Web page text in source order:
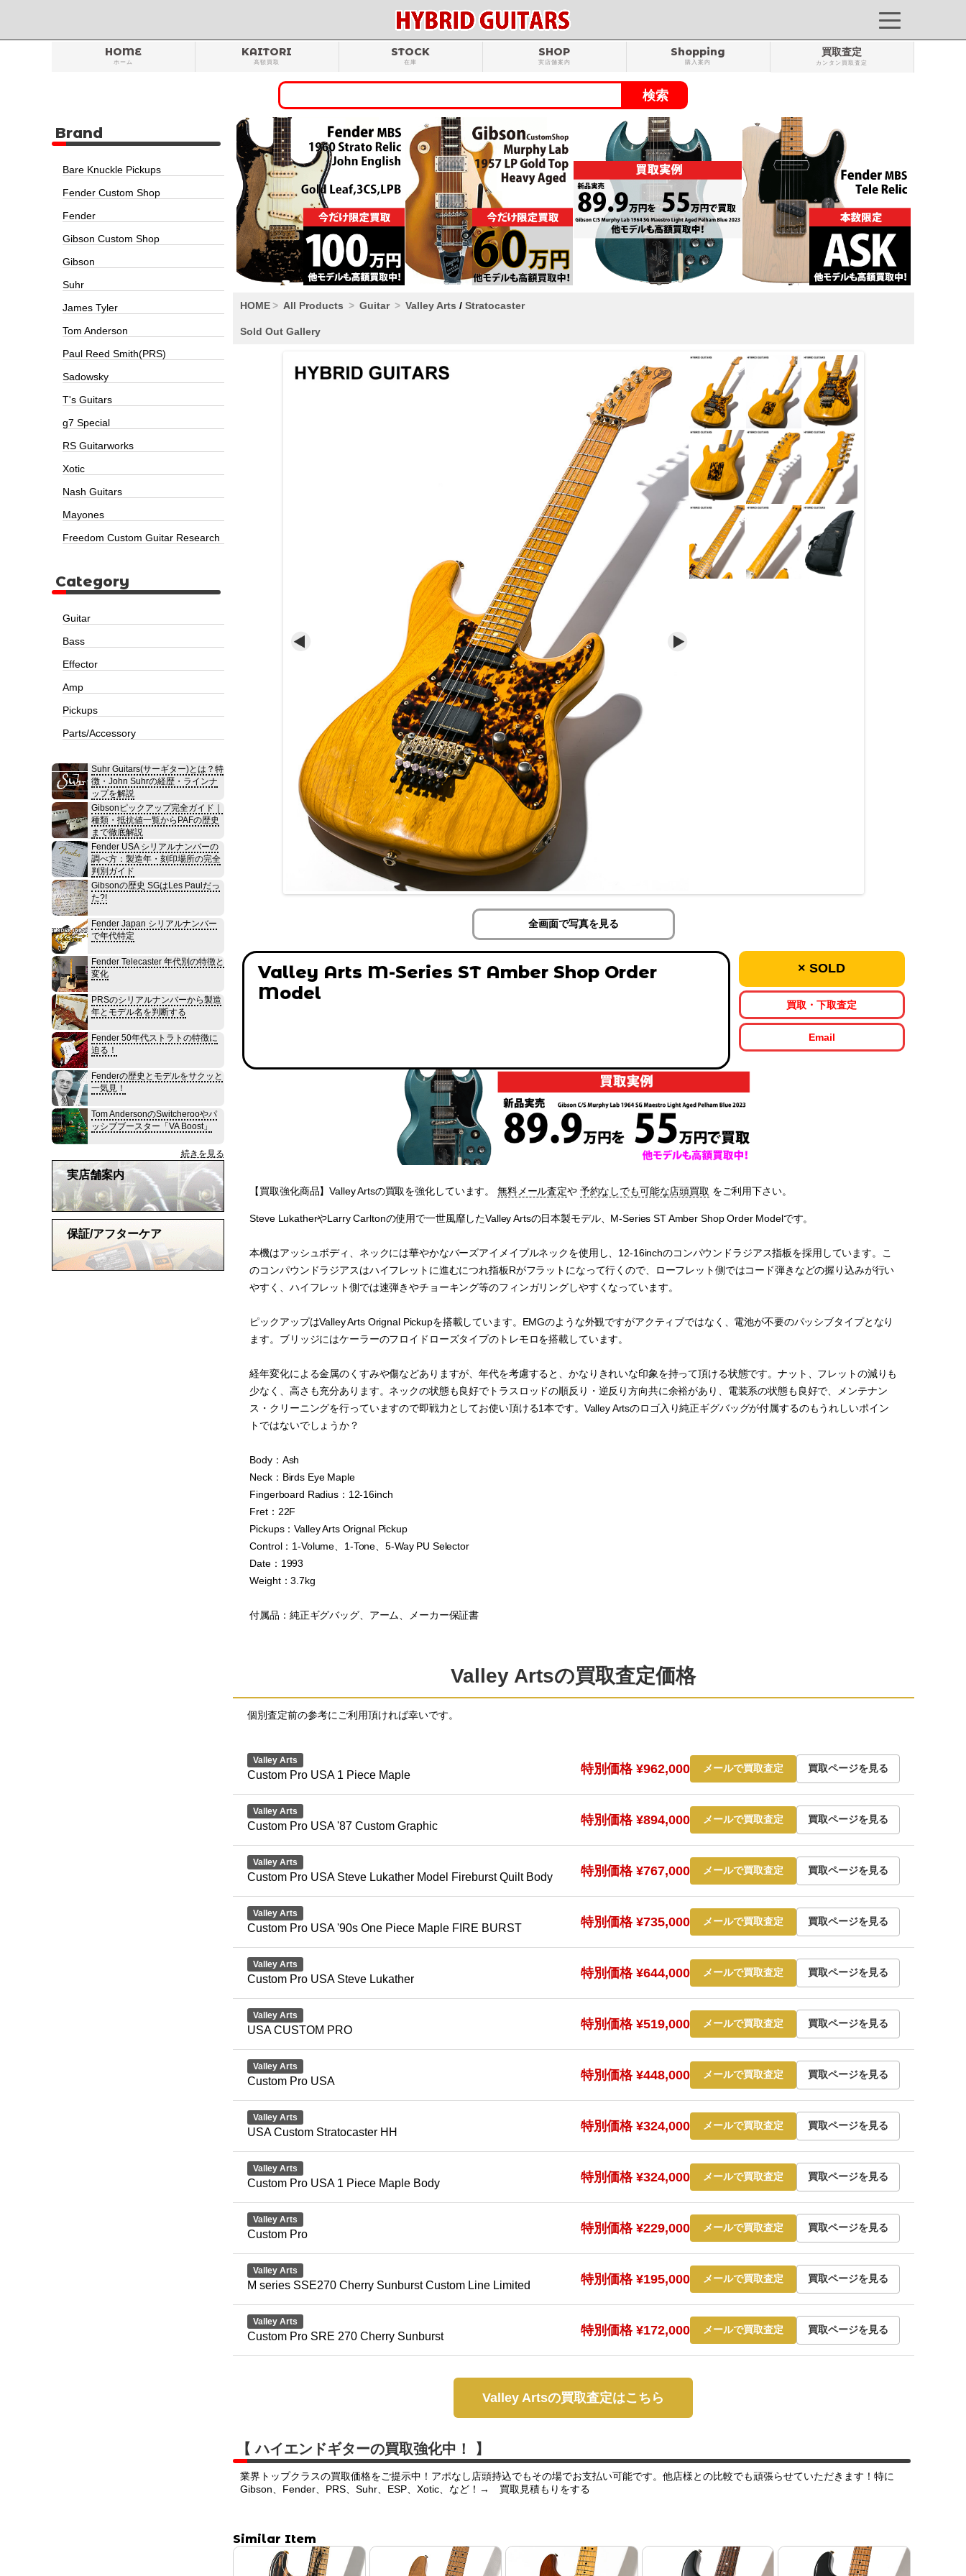
HOME
ホーム
KAITORI
高額買取
STOCK
在庫
SHOP
実店舗案内
Shopping
購入案内
買取査定
カンタン買取査定
HOME All Products Guitar Valley Arts / Stratocaster
Sold Out Gallery
全画面で写真を見る
Valley Arts M-Series ST Amber Shop Order
Model
× SOLD
買取・下取査定
Email
【買取強化商品】Valley Artsの買取を強化しています。 無料メール査定や 予約なしでも可能な店頭買取 をご利用下さい。
Steve LukatherやLarry Carltonの使用で一世風靡したValley Artsの日本製モデル、M-Series ST Amber Shop Order Modelです。
本機はアッシュボディ、ネックには華やかなバーズアイメイプルネックを使用し、12-16inchのコンパウンドラジアス指板を採用しています。こ
のコンパウンドラジアスはハイフレットに進むにつれ指板Rがフラットになって行くので、ローフレット側ではコード弾きなどの握り込みが行い
やすく、ハイフレット側では速弾きやチョーキング等のフィンガリングしやすくなっています。
ピックアップはValley Arts Orignal Pickupを搭載しています。EMGのような外観ですがアクティブではなく、電池が不要のパッシブタイプとなり
ます。ブリッジにはケーラーのフロイドローズタイプのトレモロを搭載しています。
経年変化による金属のくすみや傷などありますが、年代を考慮すると、かなりきれいな印象を持って頂ける状態です。ナット、フレットの減りも
少なく、高さも充分あります。ネックの状態も良好でトラスロッドの順反り・逆反り方向共に余裕があり、電装系の状態も良好で、メンテナン
ス・クリーニングを行っていますので即戦力としてお使い頂ける1本です。Valley Artsのロゴ入り純正ギグバッグが付属するのもうれしいポイン
トではないでしょうか？
Body：Ash
Neck：Birds Eye Maple
Fingerboard Radius：12-16inch
Fret：22F
Pickups：Valley Arts Orignal Pickup
Control：1-Volume、1-Tone、5-Way PU Selector
Date：1993
Weight：3.7kg
付属品：純正ギグバッグ、アーム、メーカー保証書
Valley Artsの買取査定価格
個別査定前の参考にご利用頂ければ幸いです。
Valley Arts
Custom Pro USA 1 Piece Maple 特別価格 ¥962,000 メールで買取査定 買取ページを見る
Valley Arts
Custom Pro USA '87 Custom Graphic 特別価格 ¥894,000 メールで買取査定 買取ページを見る
Valley Arts
Custom Pro USA Steve Lukather Model Fireburst Quilt Body 特別価格 ¥767,000 メールで買取査定 買取ページを見る
Valley Arts
Custom Pro USA '90s One Piece Maple FIRE BURST 特別価格 ¥735,000 メールで買取査定 買取ページを見る
Valley Arts
Custom Pro USA Steve Lukather 特別価格 ¥644,000 メールで買取査定 買取ページを見る
Valley Arts
USA CUSTOM PRO 特別価格 ¥519,000 メールで買取査定 買取ページを見る
Valley Arts
Custom Pro USA 特別価格 ¥448,000 メールで買取査定 買取ページを見る
Valley Arts
USA Custom Stratocaster HH 特別価格 ¥324,000 メールで買取査定 買取ページを見る
Valley Arts
Custom Pro USA 1 Piece Maple Body 特別価格 ¥324,000 メールで買取査定 買取ページを見る
Valley Arts
Custom Pro 特別価格 ¥229,000 メールで買取査定 買取ページを見る
Valley Arts
M series SSE270 Cherry Sunburst Custom Line Limited 特別価格 ¥195,000 メールで買取査定 買取ページを見る
Valley Arts
Custom Pro SRE 270 Cherry Sunburst 特別価格 ¥172,000 メールで買取査定 買取ページを見る
Valley Artsの買取査定はこちら
【 ハイエンドギターの買取強化中！ 】
業界トップクラスの買取価格をご提示中！アポなし店頭持込でもその場でお支払い可能です。他店様との比較でも頑張らせていただきます！特に
Gibson、Fender、PRS、Suhr、ESP、Xotic、など！→ 買取見積もりをする
Similar Item
Brand
Bare Knuckle Pickups
Fender Custom Shop
Fender
Gibson Custom Shop
Gibson
Suhr
James Tyler
Tom Anderson
Paul Reed Smith(PRS)
Sadowsky
T's Guitars
g7 Special
RS Guitarworks
Xotic
Nash Guitars
Mayones
Freedom Custom Guitar Research
Category
Guitar
Bass
Effector
Amp
Pickups
Parts/Accessory
Suhr Guitars(サーギター)とは？特
徴・John Suhrの経歴・ラインナ
ップを解説
Gibsonピックアップ完全ガイド｜
種類・抵抗値一覧からPAFの歴史
まで徹底解説
Fender USA シリアルナンバーの
調べ方：製造年・刻印場所の完全
判別ガイド
Gibsonの歴史 SGはLes Paulだっ
た?!
Fender Japan シリアルナンバー
で年代特定
Fender Telecaster 年代別の特徴と
変化
PRSのシリアルナンバーから製造
年とモデル名を判断する
Fender 50年代ストラトの特徴に
迫る！
Fenderの歴史とモデルをサクッと
一気見！
Tom AndersonのSwitcherooやパ
ッシブブースター「VA Boost」
続きを見る
実店舗案内
保証/アフターケア